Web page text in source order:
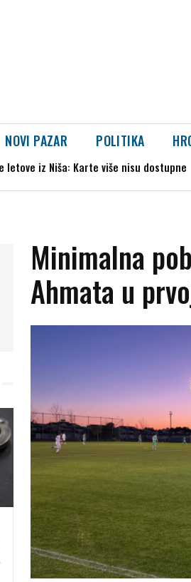
NOVI PAZAR POLITIKA
Međuvršje, vozač se spasao
Minimalna
Ahmata u